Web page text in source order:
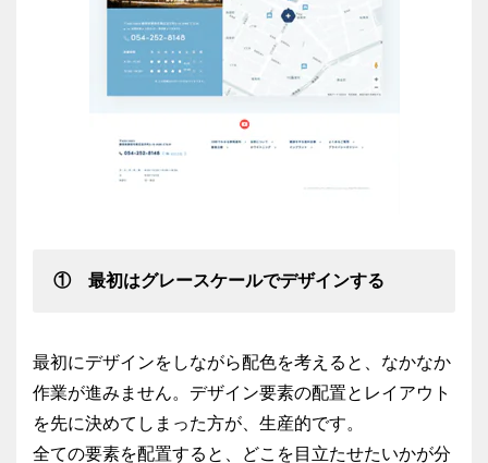
① 最初はグレースケールでデザインする
最初にデザインをしながら配色を考えると、なかなか
作業が進みません。デザイン要素の配置とレイアウト
を先に決めてしまった方が、生産的です。
全ての要素を配置すると、どこを目立たせたいかが分